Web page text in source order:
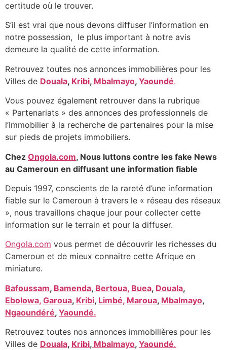
certitude où le trouver.
S’il est vrai que nous devons diffuser l’information en
notre possession, le plus important à notre avis
demeure la qualité de cette information.
Retrouvez toutes nos annonces immobilières pour les
Villes de Douala, Kribi, Mbalmayo, Yaoundé.
Vous pouvez également retrouver dans la rubrique
« Partenariats » des annonces des professionnels de
l’Immobilier à la recherche de partenaires pour la mise
sur pieds de projets immobiliers.
Chez Ongola.com, Nous luttons contre les fake News
au Cameroun en diffusant une information fiable
Depuis 1997, conscients de la rareté d’une information
fiable sur le Cameroun à travers le « réseau des réseaux
», nous travaillons chaque jour pour collecter cette
information sur le terrain et pour la diffuser.
Ongola.com vous permet de découvrir les richesses du
Cameroun et de mieux connaitre cette Afrique en
miniature.
Bafoussam, Bamenda, Bertoua, Buea, Douala,
Ebolowa, Garoua, Kribi, Limbé, Maroua, Mbalmayo,
Ngaoundéré, Yaoundé.
Retrouvez toutes nos annonces immobilières pour les
Villes de Douala, Kribi, Mbalmayo, Yaoundé.